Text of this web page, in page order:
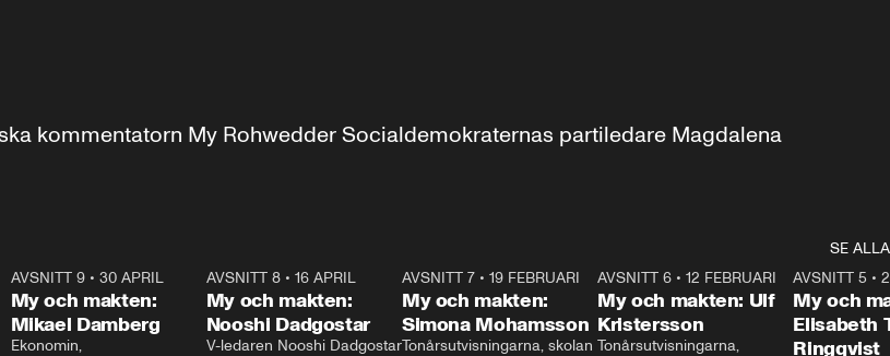
kommentatorn My Rohwedder Socialdemokraternas partiledare Magdalena
SE ALLA
AVSNITT 9• 30 APRIL
My och makten:
Mikael Damberg
Ekonomin,
AVSNITT 8• 16 APRIL
My och makten:
Nooshi Dadgostar
V-ledaren Nooshi Dadgostar
24:30
AVSNITT 7• 19 FEBRUARI
My och makten:
Simona Mohamsson
Tonårsutvisningarna, skolan
27:30
AVSNITT 6 •12 FEBRUARI
My och makten: Ulf
Kristersson
Tonårsutvisningarna,
AVSNITT 5 •
My och
Elisabeth
Ringqvist